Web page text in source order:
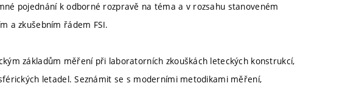
pojednání k odborné rozpravě na téma a v rozsahu stanoveném
a zkušebním řádem FSI.
základům měření při laboratorních zkouškách leteckých konstrukcí,
letadel. Seznámit se s moderními metodikami měření,